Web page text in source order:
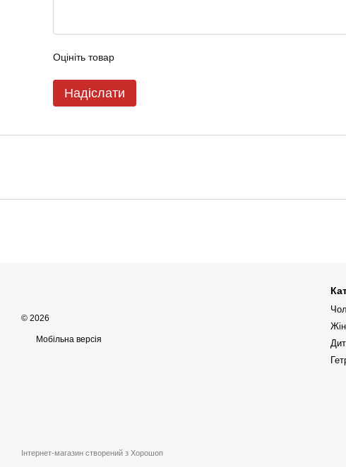
Оцініть товар
Надіслати
© 2026
Мобільна версія
Інтернет-магазин створений з Хорошоп